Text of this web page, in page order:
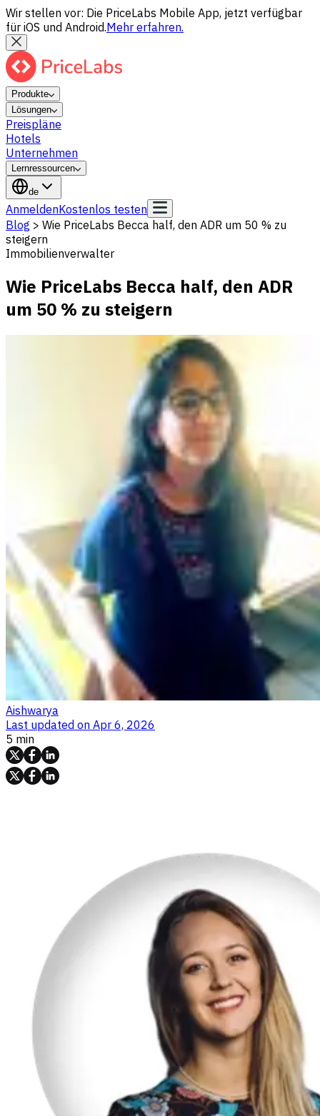
Wir stellen vor: Die PriceLabs Mobile App, jetzt verfügbar
für iOS und Android.Mehr erfahren.
Produkte
Lösungen
Preispläne
Hotels
Unternehmen
Lernressourcen
de
AnmeldenKostenlos testen
Blog > Wie PriceLabs Becca half, den ADR um 50 % zu
steigern
Immobilienverwalter
Wie PriceLabs Becca half, den ADR
um 50 % zu steigern
Aishwarya
Last updated on Apr 6, 2026
5 min